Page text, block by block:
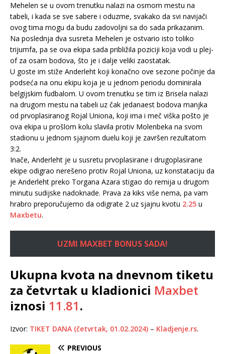
Mehelen se u ovom trenutku nalazi na osmom mestu na
tabeli, i kada se sve sabere i oduzme, svakako da svi navijači
ovog tima mogu da budu zadovoljni sa do sada prikazanim.
Na poslednja dva susreta Mehelen je ostvario isto toliko
trijumfa, pa se ova ekipa sada približila poziciji koja vodi u plej-
of za osam bodova, što je i dalje veliki zaostatak.
U goste im stiže Anderleht koji konačno ove sezone počinje da
podseća na onu ekipu koja je u jednom periodu dominirala
belgijskim fudbalom. U ovom trenutku se tim iz Brisela nalazi
na drugom mestu na tabeli uz čak jedanaest bodova manjka
od prvoplasiranog Rojal Uniona, koji ima i meč viška pošto je
ova ekipa u prošlom kolu slavila protiv Molenbeka na svom
stadionu u jednom sjajnom duelu koji je završen rezultatom
3:2.
Inače, Anderleht je u susretu prvoplasirane i drugoplasirane
ekipe odigrao nerešeno protiv Rojal Uniona, uz konstataciju da
je Anderleht preko Torgana Azara stigao do remija u drugom
minutu sudijske nadoknade. Prava za kiks više nema, pa vam
hrabro preporučujemo da odigrate 2 uz sjajnu kvotu 2.25 u
Maxbetu.
UZMI MAXBET BONUS SADA!
Ukupna kvota na dnevnom tiketu
za četvrtak u kladionici Maxbet
iznosi 11.81.
Izvor: TIKET DANA (četvrtak, 01.02.2024) – Kladjenje.rs.
PREVIOUS